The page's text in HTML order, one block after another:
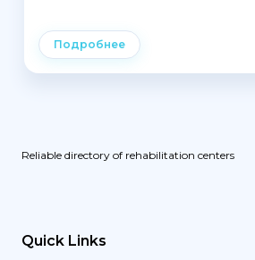
Подробнее
Reliable directory of rehabilitation centers
Quick Links